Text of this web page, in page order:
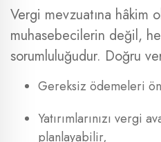
Vergi mevzuatına hâkim
muhasebecilerin değil,
sorumluluğudur. Doğru
Gereksiz ödemeleri
Yatırımlarınızı vergi
planlayabilir,